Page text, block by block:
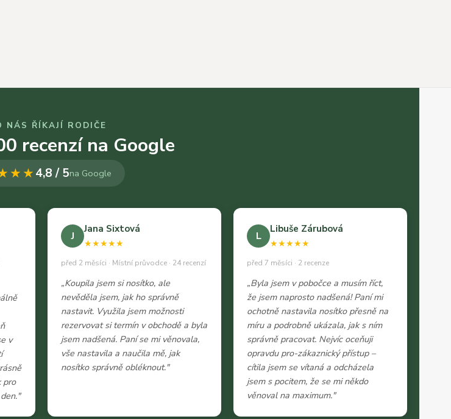
NÁS ŘÍKAJÍ RODIČE
recenzí na Google
4,8 / 5na Google
v
pro
J
Jana Sixtová
★★★★★
před 2 měsíci · Místní průvodce · 24 recenzí
„Koupila jsem si nosítko, ale
nevěděla jsem, jak ho správně
nastavit. Využila jsem možnosti
rezervovat si termín v obchodě a byla
jsem nadšená. Paní se mi věnovala,
vše nastavila a naučila mě, jak
nosítko správně obléknout."
L
Libuše Zárubová
★★★★★
před 7 měsíci · 2 recenze
„Byla jsem v pobočce a musím říct,
že jsem naprosto nadšená! Paní mi
ochotně nastavila nosítko přesně na
míru a podrobně ukázala, jak s ním
správně pracovat. Nejvíc oceňuji
opravdu pro-zákaznický přístup –
cítila jsem se vítaná a odcházela
jsem s pocitem, že se mi někdo
věnoval na maximum."